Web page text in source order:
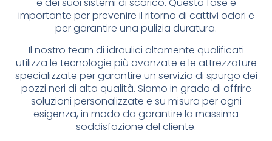
e dei suoi sistemi di scarico. Questa fase è
importante per prevenire il ritorno di cattivi odori e
per garantire una pulizia duratura.
Il nostro team di idraulici altamente qualificati
utilizza le tecnologie più avanzate e le attrezzature
specializzate per garantire un servizio di spurgo dei
pozzi neri di alta qualità. Siamo in grado di offrire
soluzioni personalizzate e su misura per ogni
esigenza, in modo da garantire la massima
soddisfazione del cliente.